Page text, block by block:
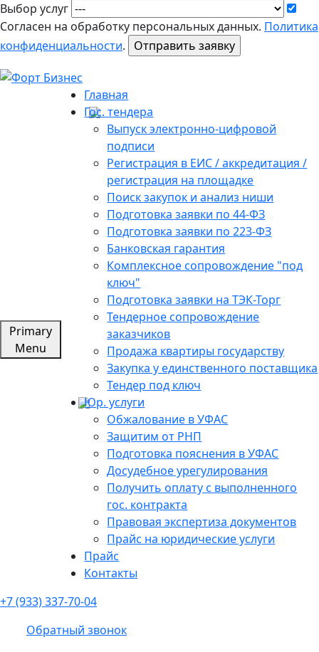
Выбор услуг
Согласен на обработку персональных данных. Политика
конфиденциальности.
Primary
Menu
Главная
Гос. тендера
Выпуск электронно-цифровой
подписи
Регистрация в ЕИС / аккредитация /
регистрация на площадке
Поиск закупок и анализ ниши
Подготовка заявки по 44-ФЗ
Подготовка заявки по 223-ФЗ
Банковская гарантия
Комплексное сопровождение "под
ключ"
Подготовка заявки на ТЭК-Торг
Тендерное сопровождение
заказчиков
Продажа квартиры государству
Закупка у единственного поставщика
Тендер под ключ
Юр. услуги
Обжалование в УФАС
Защитим от РНП
Подготовка пояснения в УФАС
Досудебное урегулирования
Получить оплату с выполненного
гос. контракта
Правовая экспертиза документов
Прайс на юридические услуги
Прайс
Контакты
+7 (933) 337-70-04
Обратный звонок